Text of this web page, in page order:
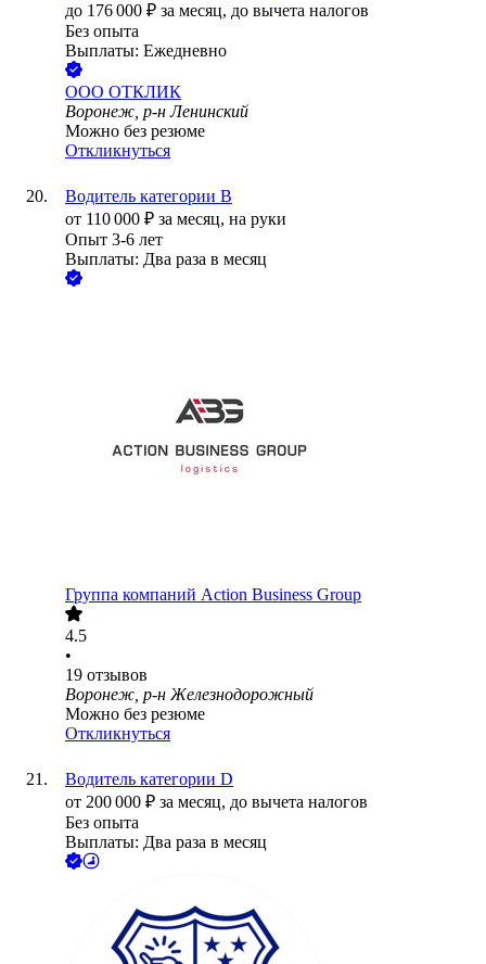
до 176 000 ₽ за месяц, до вычета налогов
Без опыта
Выплаты: Ежедневно
ООО ОТКЛИК
Воронеж, р-н Ленинский
Можно без резюме
Откликнуться
Водитель категории В
от 110 000 ₽ за месяц, на руки
Опыт 3-6 лет
Выплаты: Два раза в месяц
Группа компаний Action Business Group
4.5
•
19 отзывов
Воронеж, р-н Железнодорожный
Можно без резюме
Откликнуться
Водитель категории D
от 200 000 ₽ за месяц, до вычета налогов
Без опыта
Выплаты: Два раза в месяц